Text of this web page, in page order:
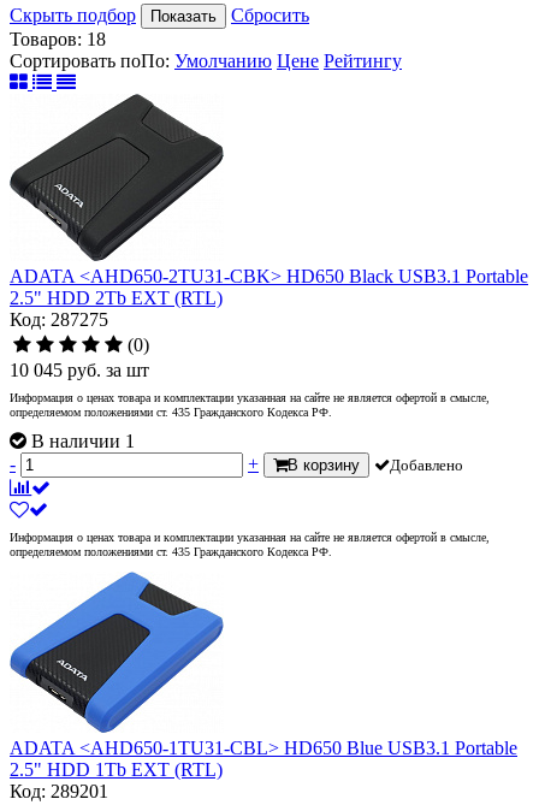
Скрыть подбор
Показать
Сбросить
Товаров: 18
Сортировать поПо: Умолчанию Цене Рейтингу
ADATA <AHD650-2TU31-CBK> HD650 Black USB3.1 Portable
2.5" HDD 2Tb EXT (RTL)
Код: 287275
(0)
10 045 руб. за шт
Информация о ценах товара и комплектации указанная на сайте не является офертой в смысле,
определяемом положениями ст. 435 Гражданского Кодекса РФ.
В наличии 1
-
+ В корзину Добавлено
Информация о ценах товара и комплектации указанная на сайте не является офертой в смысле,
определяемом положениями ст. 435 Гражданского Кодекса РФ.
ADATA <AHD650-1TU31-CBL> HD650 Blue USB3.1 Portable
2.5" HDD 1Tb EXT (RTL)
Код: 289201